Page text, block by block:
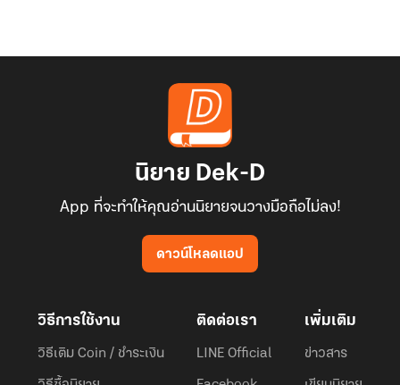
นิยาย Dek-D
App ที่จะทำให้คุณอ่านนิยายจนวางมือถือไม่ลง!
ดาวน์โหลดแอป
วิธีการใช้งาน
วิธีเติม Coin / ชำระเงิน
ติดต่อเรา
LINE Official
เพิ่มเติม
ข่าวสาร